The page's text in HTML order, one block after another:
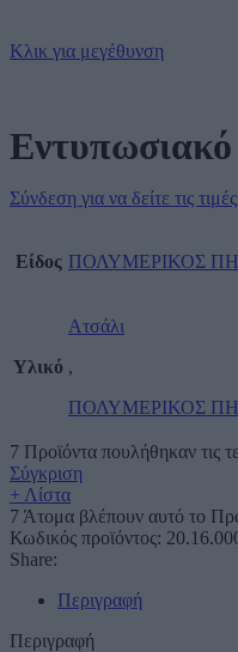
Κλικ για μεγέθυνση
Σύνδεση για να δείτε τις τιμές
Είδος ΠΟΛΥΜΕΡΙΚΟΣ
Υλικό
Ατσάλι
,
ΠΟΛΥΜΕΡΙΚΟΣ
7 Προϊόντα πουλήθηκαν τις
Σύγκριση
+ Λίστα
7 Άτομα βλέπουν αυτό το
Κωδικός προϊόντος:
Share:
Περιγραφή
Περιγραφή